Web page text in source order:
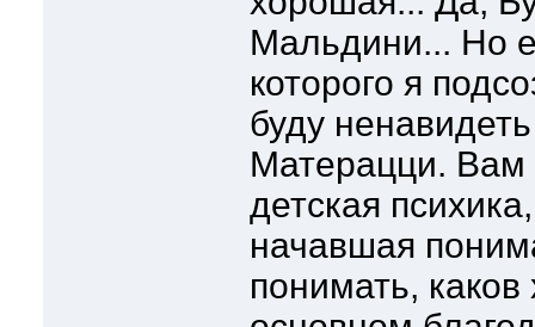
Мальдини... Но
которого я
буду
Матерацци. Вам
детская
начавшая
понимать, каков